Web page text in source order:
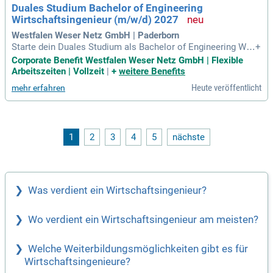
Duales Studium Bachelor of Engineering
Wirtschaftsingenieur (m/w/d) 2027
Westfalen Weser Netz GmbH | Paderborn
Starte dein Duales Studium als Bachelor of Engineering Wirt
schaftsingenieur (m/w/d) bei der Westfalen Weser Netz Gm
bH in Paderborn! Das Bewerbungsverfahren für 2027 öffnet i
nung und Steuerung energiewirtschaftlicher Prozesse zur U
msetzung der Energiewende. Zudem entwickelst du innovati
echnische Abläufe, um den Gewinn zu steigern und Ressour
cen zu schonen. Der Ausbildungsort ist in Herford oder Pad
+
Corporate Benefit Westfalen Weser Netz GmbH | Flexible
Arbeitszeiten | Vollzeit | + weitere Benefits
mehr erfahren Heute veröffentlicht
1 2 3 4 5 nächste
Was verdient ein Wirtschaftsingenieur?
Wo verdient ein Wirtschaftsingenieur am meisten?
Welche Weiterbildungsmöglichkeiten gibt es für
Wirtschaftsingenieure?